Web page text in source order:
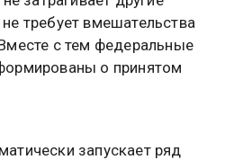
требует вмешательства
с тем федеральные
о принятом
запускает ряд